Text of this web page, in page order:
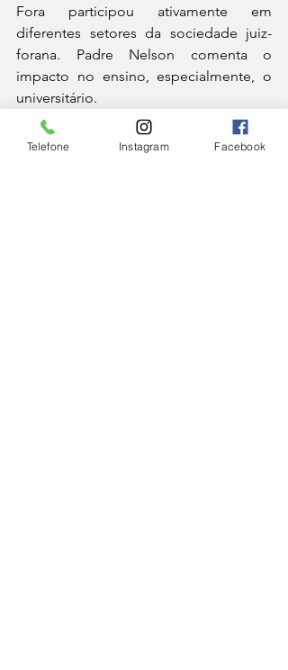
Fora participou ativamente em
diferentes setores da sociedade juiz-
forana. Padre Nelson comenta o
impacto no ensino, especialmente, o
universitário.
Telefone Instagram Facebook